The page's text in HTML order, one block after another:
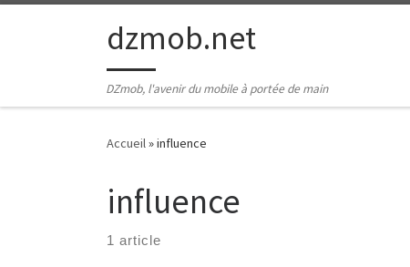
Passer au contenudzmob.net
DZmob, l'avenir du mobile à portée de main
Accueil»influence
influence
1 article